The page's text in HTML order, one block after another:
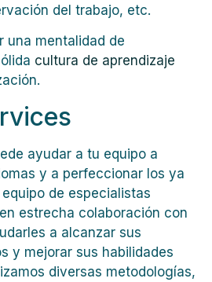
del trabajo, etc.
una mentalidad de
cultura de aprendizaje
ayudar a tu equipo a
y a perfeccionar los ya
de especialistas
estrecha colaboración con
a alcanzar sus
y mejorar sus habilidades
diversas metodologías,